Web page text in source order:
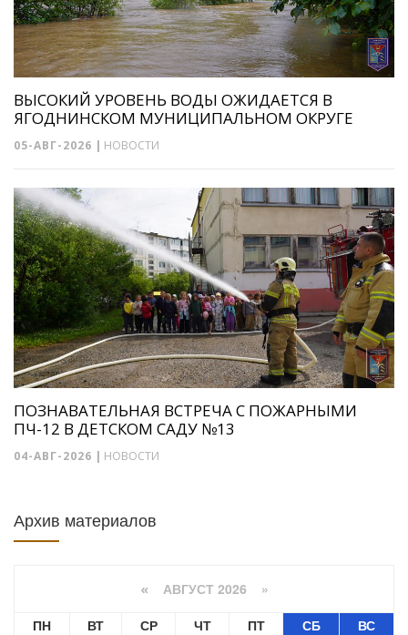
ВЫСОКИЙ УРОВЕНЬ ВОДЫ ОЖИДАЕТСЯ В
ЯГОДНИНСКОМ МУНИЦИПАЛЬНОМ ОКРУГЕ
05-АВГ-2026 | НОВОСТИ
ПОЗНАВАТЕЛЬНАЯ ВСТРЕЧА С ПОЖАРНЫМИ
ПЧ-12 В ДЕТСКОМ САДУ №13
04-АВГ-2026 | НОВОСТИ
Архив материалов
« АВГУСТ 2026 »
ПН
ВТ СР ЧТ ПТ СБ ВС